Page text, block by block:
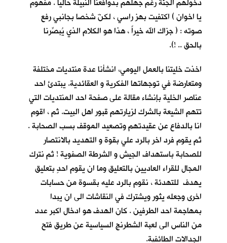
يا اخوان ) اكتفيت بهز راسي ، لكنّ شخصا بجانبي رفع
صوته : ( جزاك الله خيراً ، هذا هو الكلام الذي يُبصِّرنا
بالحق .. !).
اخذت خليتنا بالعمل اليومي، انشأنا عدة منتديات مختلفة
ومتعارضة في توجهاتها الفكرية و العقائدية. يبتدئ احد
عناصر الخلية بإنشاء مقالة على صفحة احد المنتديات التي
تتهم الشيعة بالشرك لزيارتهم قبور اهل البيت. ثم ، اقوم
انا بالدفاع عن عقيدتهم وتصعيد الموقف بسب الصحابة .
ثم يقوم فرد اخر بالرد علي بقوة و التهديد بالانتصار
للصحابة باستهداف الجيش و الشرطة الصفوية ! ثم نترك
المجال للقراء العاديين بالتعليق وما ان يقوم احدٍ بتعليق
يهدف للتهدئة ، نقوم بالرد عليه بقسوة من حسابات
اخرى وجعله يثور ويشترك في النقاشات الى ان يبدا
بمهاجمة احد الطرفين . كان الهدف هو ادخال اكبر عدد
من الناس الى لعبة الشطرنج السياسية عن طريق فتح
الجدالات الطائفية.